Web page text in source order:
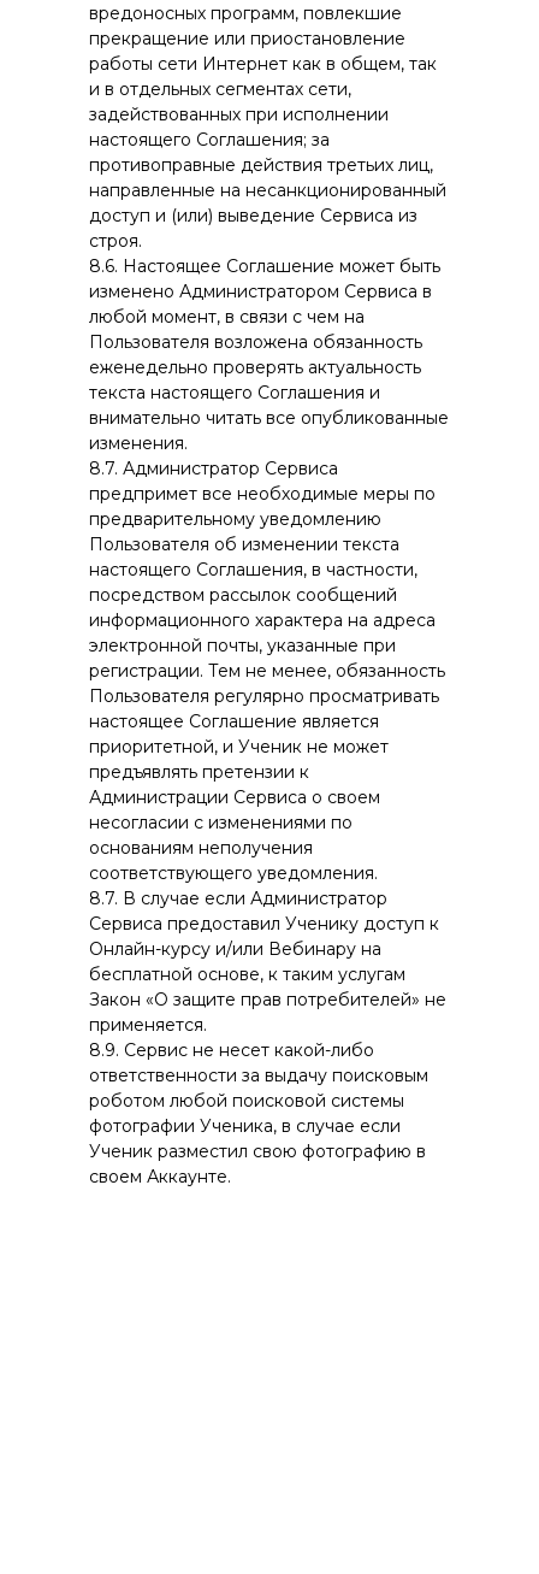
вредоносных программ, повлекшие
прекращение или приостановление
работы сети Интернет как в общем, так
и в отдельных сегментах сети,
задействованных при исполнении
настоящего Соглашения; за
противоправные действия третьих лиц,
направленные на несанкционированный
доступ и (или) выведение Сервиса из
строя.
8.6. Настоящее Соглашение может быть
изменено Администратором Сервиса в
любой момент, в связи с чем на
Пользователя возложена обязанность
еженедельно проверять актуальность
текста настоящего Соглашения и
внимательно читать все опубликованные
изменения.
8.7. Администратор Сервиса
предпримет все необходимые меры по
предварительному уведомлению
Пользователя об изменении текста
настоящего Соглашения, в частности,
посредством рассылок сообщений
информационного характера на адреса
электронной почты, указанные при
регистрации. Тем не менее, обязанность
Пользователя регулярно просматривать
настоящее Соглашение является
приоритетной, и Ученик не может
предъявлять претензии к
Администрации Сервиса о своем
несогласии с изменениями по
основаниям неполучения
соответствующего уведомления.
8.7. В случае если Администратор
Сервиса предоставил Ученику доступ к
Онлайн-курсу и/или Вебинару на
бесплатной основе, к таким услугам
Закон «О защите прав потребителей» не
применяется.
8.9. Сервис не несет какой-либо
ответственности за выдачу поисковым
роботом любой поисковой системы
фотографии Ученика, в случае если
Ученик разместил свою фотографию в
своем Аккаунте.